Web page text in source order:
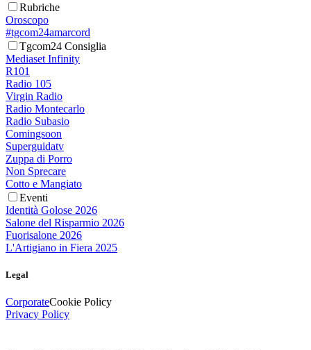
Rubriche
Oroscopo
#tgcom24amarcord
Tgcom24 Consiglia
Mediaset Infinity
R101
Radio 105
Virgin Radio
Radio Montecarlo
Radio Subasio
Comingsoon
Superguidatv
Zuppa di Porro
Non Sprecare
Cotto e Mangiato
Eventi
Identità Golose 2026
Salone del Risparmio 2026
Fuorisalone 2026
L'Artigiano in Fiera 2025
Legal
CorporateCookie Policy
Privacy Policy